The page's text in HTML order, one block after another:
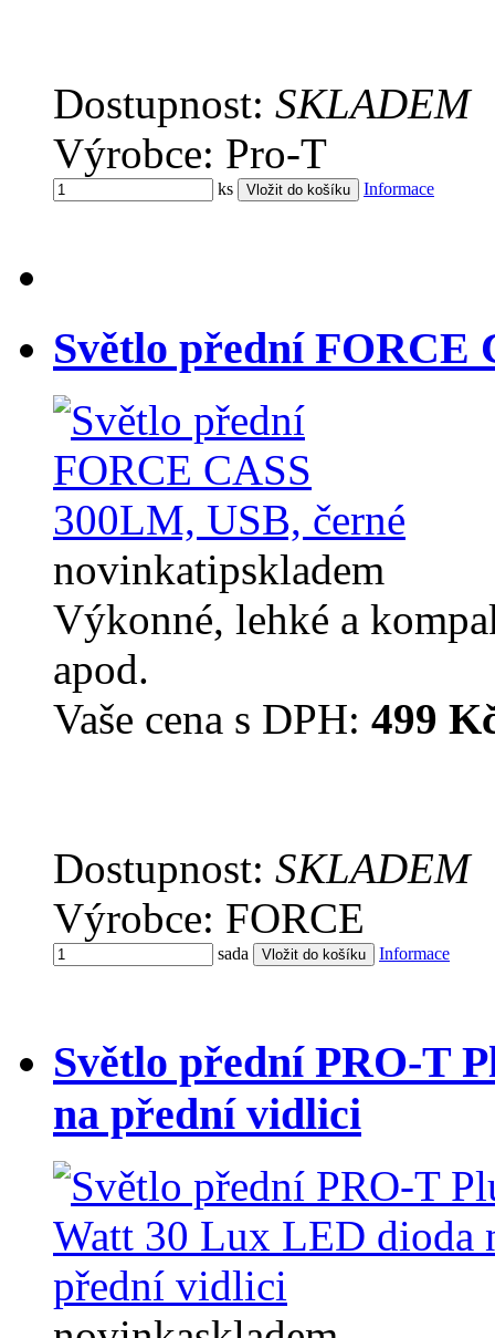
Dostupnost: SKLADEM
Výrobce: Pro-T
ks Informace
Světlo přední FORCE
novinkatipskladem
Výkonné, lehké a
apod.
Vaše cena s DPH: 499
Dostupnost: SKLADEM
Výrobce: FORCE
sada Informace
Světlo přední PRO-T
na přední vidlici